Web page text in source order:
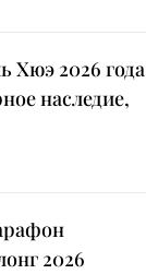
Хюэ 2026 года
наследие,
2026